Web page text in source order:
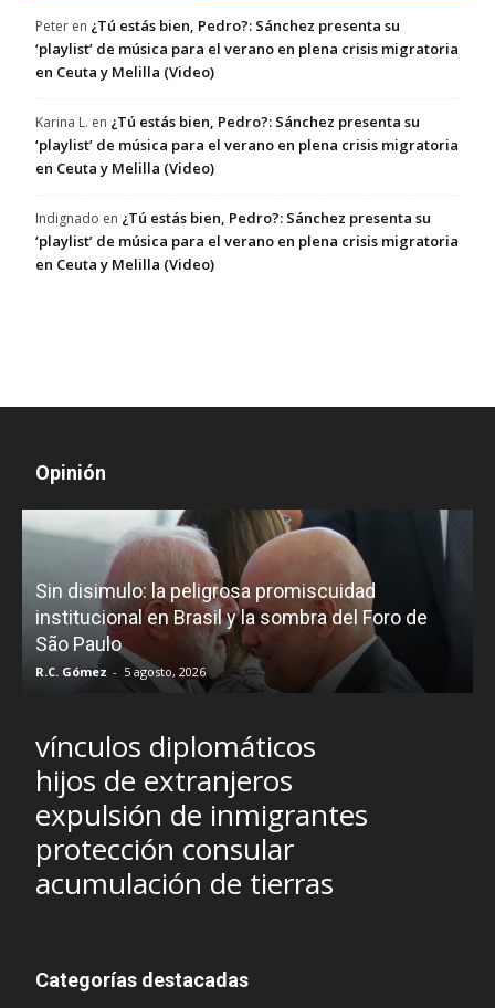
Peter en ¿Tú estás bien, Pedro?: Sánchez presenta su
‘playlist’ de música para el verano en plena crisis migratoria
en Ceuta y Melilla (Video)
Karina L. en ¿Tú estás bien, Pedro?: Sánchez presenta su
‘playlist’ de música para el verano en plena crisis migratoria
en Ceuta y Melilla (Video)
Indignado en ¿Tú estás bien, Pedro?: Sánchez presenta su
‘playlist’ de música para el verano en plena crisis migratoria
en Ceuta y Melilla (Video)
Opinión
Sin disimulo: la peligrosa promiscuidad
institucional en Brasil y la sombra del Foro de
São Paulo
R.C. Gómez - 5 agosto, 2026
vínculos diplomáticos
hijos de extranjeros
expulsión de inmigrantes
protección consular
acumulación de tierras
Categorías destacadas